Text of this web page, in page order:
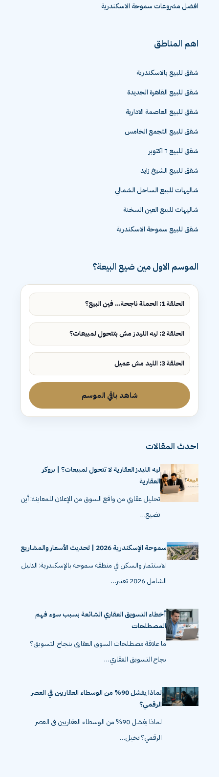
افضل مشروعات سموحة الاسكندرية
اهم المناطق
شقق للبيع بالاسكندرية
شقق للبيع القاهرة الجديدة
شقق للبيع العاصمة الادارية
شقق للبيع التجمع الخامس
شقق للبيع ٦ اكتوبر
شقق للبيع الشيخ زايد
شاليهات للبيع الساحل الشمالي
شاليهات للبيع العين السخنة
شقق للبيع سموحة الاسكندرية
الموسم الاول مين ضيع البيعة؟
الحلقة 1: الحملة ناجحة... فين البيع؟
الحلقة 2: ليه الليدز مش بتتحول لمبيعات؟
الحلقة 3: الليد مش عميل
شاهد باقي الموسم
احدث المقالات
ليه الليدز العقارية لا تتحول لمبيعات؟ | بروكر
العقارية
تحليل عقاري من واقع السوق من الإعلان للمعاينة: أين
تضيع…
سموحة الإسكندرية 2026 | تحديث الأسعار والمشاريع
الاستثمار والسكن في منطقة سموحة بالإسكندرية: الدليل
الشامل 2026 تعتبر…
أخطاء التسويق العقاري الشائعة بسبب سوء فهم
المصطلحات
ما علاقة مصطلحات السوق العقاري بنجاح التسويق؟
نجاح التسويق العقاري…
لماذا يفشل 90% من الوسطاء العقاريين في العصر
الرقمي؟
لماذا يفشل 90% من الوسطاء العقاريين في العصر
الرقمي؟ تخيل…